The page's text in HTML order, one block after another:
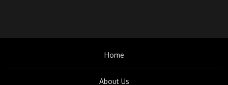
Home
About Us